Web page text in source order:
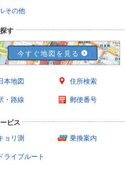
その他
す
今すぐ地図を見る
本地図 住所検索
・路線 郵便番号
ビス
ョリ測
乗換案内
ドライブルート